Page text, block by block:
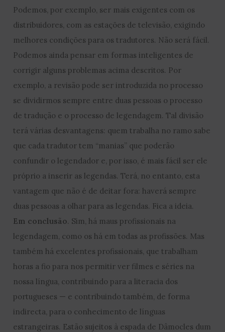
Podemos, por exemplo, ser mais exigentes com os
distribuidores, com as estações de televisão, exigindo
melhores condições para os tradutores. Não será fácil.
Podemos ainda pensar em formas inteligentes de
corrigir alguns problemas acima descritos. Por
exemplo, a revisão pode ser introduzida no processo
se dividirmos sempre entre duas pessoas o processo
de tradução e o processo de legendagem. Tal divisão
terá várias desvantagens: quem trabalha no ramo sabe
que cada tradutor tem “manias” que poderão
confundir o legendador e, por isso, é mais fácil ser ele
próprio a inserir as legendas. Terá, no entanto, esta
vantagem que não é de deitar fora: haverá sempre
duas pessoas a olhar para as legendas. Fica a ideia.
Em conclusão. Sim, há maus profissionais na
legendagem, como os há em todas as profissões. Mas
também há excelentes profissionais, que trabalham
horas a fio para nos permitir ver filmes e séries na
nossa língua, contribuindo para a literacia dos
portugueses — e contribuindo também, de forma
indirecta, para o conhecimento de línguas
estrangeiras. Estão sujeitos à espada de Dâmocles dum